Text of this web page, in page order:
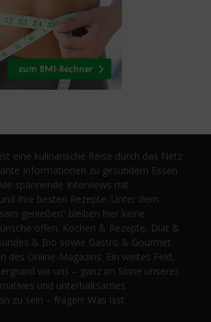
ist eine kulinarische Reise durch das Netz
Informationen zu gesundem Essen
spannende Interviews mit
ihre besten Rezepte. Unter dem
genießen“ bleiben hier keine
offen. Kochen & Rezepte, Diät &
& Bio sowie Gastro & Gourmet
des Online-Magazins. Ein weites Feld,
wir uns – ganz im Sinne unseres
und unterhaltsames
zu sein – fragen: Was isst